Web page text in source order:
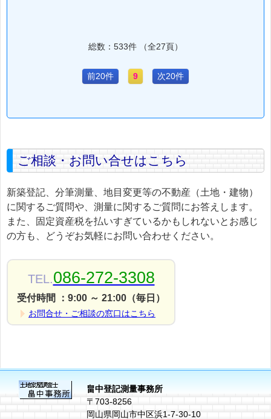
総数：533件 （全27頁）
前20件 9 次20件
ご相談・お問い合せはこちら
新築登記、分筆測量、地目変更等の不動産（土地・建物）
に関するご質問や、測量に関するご質問にお答えします。
また、固定資産税を払いすぎているかもしれないとお感じ
の方も、どうぞお気軽にお問い合わせください。
TEL.086-272-3308
受付時間 ：9:00 ～ 21:00（毎日）
お問合せ・ご相談の窓口はこちら
畠中登記測量事務所
〒703-8256
岡山県岡山市中区浜1-7-30-10